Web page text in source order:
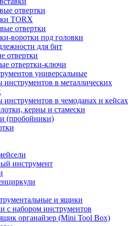
отвертки
TORX
отвертки
воротки под головки
для бит
отвертки
отвертки-ключи
универсальные
инструментов в металлических
инструментов в чемоданах и кейсах
керны и стамески
(пробойники)
инструмент
и ящики
с набором инструментов
органайзер (Mini Tool Box)